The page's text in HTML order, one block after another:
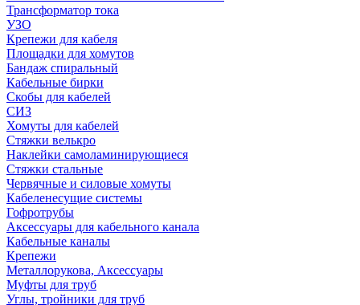
Трансформатор тока
УЗО
Крепежи для кабеля
Площадки для хомутов
Бандаж спиральный
Кабельные бирки
Cкобы для кабелей
СИЗ
Хомуты для кабелей
Стяжки велькро
Наклейки самоламинирующиеся
Стяжки стальные
Червячные и силовые хомуты
Кабеленесущие системы
Гофротрубы
Аксессуары для кабельного канала
Кабельные каналы
Крепежи
Металлорукова, Аксессуары
Муфты для труб
Углы, тройники для труб